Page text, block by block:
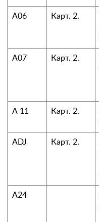
А06
Карт. 2.
А07 Карт. 2.
А 11 Карт. 2.
ADJ Карт. 2.
А24